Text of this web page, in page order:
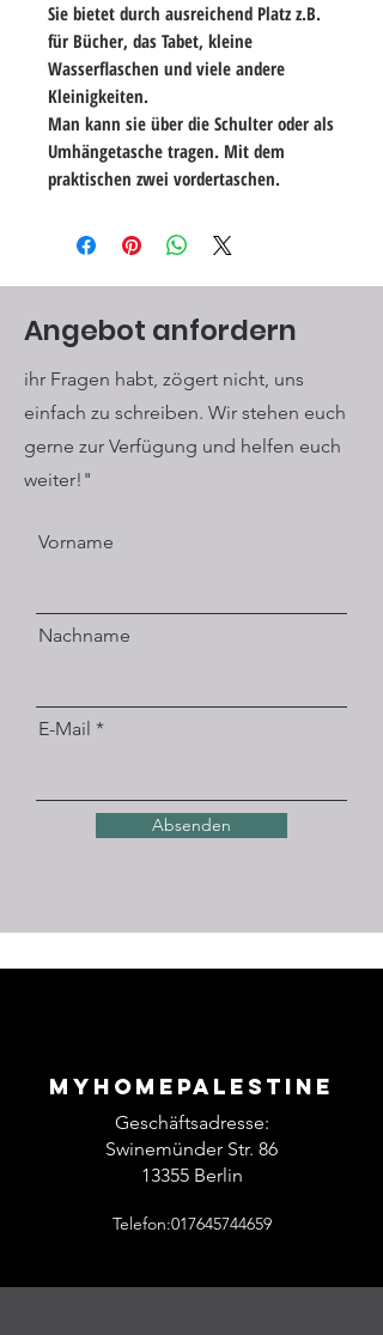
Sie bietet durch ausreichend Platz z.B.
für Bücher, das Tabet, kleine
Wasserflaschen und viele andere
Kleinigkeiten.
Man kann sie über die Schulter oder als
Umhängetasche tragen. Mit dem
praktischen zwei vordertaschen.
Angebot anfordern
ihr Fragen habt, zögert nicht, uns
einfach zu schreiben. Wir stehen euch
gerne zur Verfügung und helfen euch
weiter!"
Vorname
Nachname
E-Mail
Absenden
Myhomepalestine
Geschäftsadresse:
Swinemünder Str. 86
13355 Berlin
Telefon:017645744659